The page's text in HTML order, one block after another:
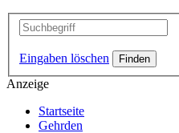
Eingaben löschen
Anzeige
Startseite
Gehrden